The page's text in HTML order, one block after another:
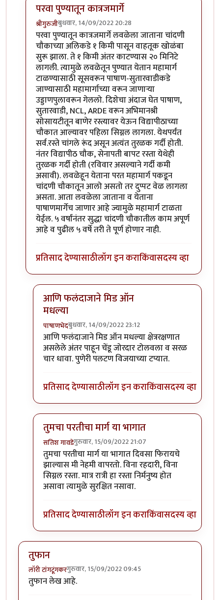
परवा पुण्यातून कात्रजमार्गे
श्रीगुरुजीबुधवार, 14/09/2022 20:28
In reply toलेख विनोदी आहे की नाही यापेक्षाbyराजेंद्र
परवा पुण्यातून कात्रजमार्गे लवळेला जाताना चांदणी
चौकाच्या अलिकडे १ किमी पासून वाहतूक खोळंबा
सुरू झाला. ते १ किमी अंतर काटण्यास २० मिनिटे
लागली. त्यामुळे लवळेतून पुण्यात येतान महामार्ग
टाळण्यासाठी सूसवरून पाषाण-सुतारवाडीकडे
जाण्यासाठी महामार्गाच्या वरून जाणाऱ्या
उड्डाणपुलावरून गेललो. दिशेचा अंदाज घेत पाषाण,
सुतारवाडी, NCL, ARDE वरून अभिमानश्री
सोसायटीतून बाणेर रस्त्यावर येऊन विद्यापीठाच्या
चौकात आल्यावर पहिला सिग्नल लागला. येथपर्यंत
सर्व.रस्ते चांगले रूंद असून अत्यंत तुरळक गर्दी होती.
नंतर विद्यापीठ चौक, सेनापती बापट रस्ता येथेही
तुरळक गर्दी होती (रविवार असल्याने गर्दी कमी
असावी). लवळेहून येताना परत महामार्ग पकडून
चांदणी चौकातून आलो असतो तर दुप्पट वेळ लागला
असता. आता लवळेला जाताना व येताना
पाषाणमार्गेच जाणार आहे ज्यामुळे महामार्ग टाळता
येईल. ५ वर्षांनंतर सुद्धा चांदणी चौकातील काम अपूर्ण
आहे व पुढील ५ वर्षे तरी ते पूर्ण होणार नाही.
प्रतिसाद देण्यासाठीलॉग इन कराकिंवासदस्य व्हा
आणि फलंदाजाने मिड ऑन
मधल्या
पाषाणभेदबुधवार, 14/09/2022 23:12
In reply toपरवा पुण्यातून कात्रजमार्गेbyश्रीगुरुजी
आणि फलंदाजाने मिड ऑन मधल्या क्षेत्ररक्षणात
असलेले अंतर पाहून चेंडू जोरदार टोलवला व सरळ
चार धावा. पुणेरी पलटण विजयाच्या टप्यात.
प्रतिसाद देण्यासाठीलॉग इन कराकिंवासदस्य व्हा
तुमचा परतीचा मार्ग या भागात
सतिश गावडेगुरुवार, 15/09/2022 21:07
In reply toपरवा पुण्यातून कात्रजमार्गेbyश्रीगुरुजी
तुमचा परतीचा मार्ग या भागात दिवसा फिरायचे
झाल्यास मी नेहमी वापरतो. विना रहदारी, विना
सिग्नल रस्ता. मात्र रात्री हा रस्ता निर्मनुष्य होत
असावा त्यामुळे सुरक्षित नसावा.
प्रतिसाद देण्यासाठीलॉग इन कराकिंवासदस्य व्हा
तुफान
लॉरी टांगटूंगकरगुरुवार, 15/09/2022 09:45
तुफान लेख आहे.